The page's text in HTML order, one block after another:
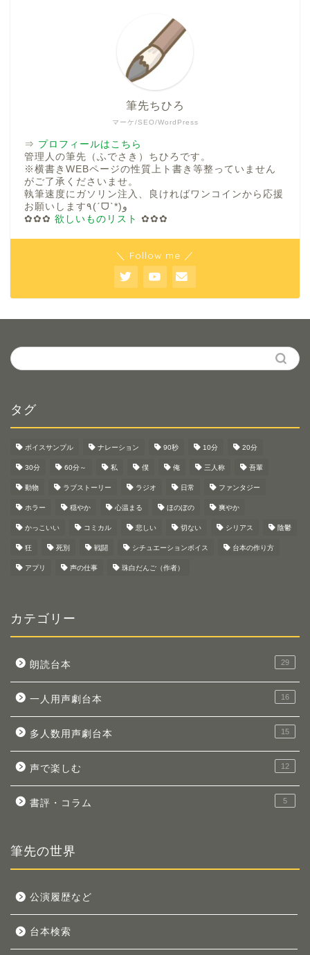
マーケ/SEO/WordPress
筆先ちひろ
⇒ プロフィールはこちら
管理人の筆先（ふでさき）ちひろです。
※横書きWEBページの性質上ト書き等整っていません
がご了承くださいませ。
執筆速度にガソリン注入、良ければワンコインから応援
お願いします٩(ˊᗜˋ*)و
✿✿✿ 欲しいものリスト ✿✿✿
＼ Follow me ／
タグ
ボイスサンプル ナレーション 90秒 10分 20分
30分 60分～ 私 僕 俺 三人称 吾輩
動物 ラブストーリー ラジオ 日常 ファンタジー
ホラー 穏やか 心温まる ほのぼの 爽やか
かっこいい コミカル 悲しい 切ない シリアス 陰鬱
狂 死別 戦闘 シチュエーションボイス 台本の作り方
アプリ 声の仕事 珠白だんご（作者）
カテゴリー
朗読台本 29
一人用声劇台本 16
多人数用声劇台本 15
声で楽しむ 12
書評・コラム 5
筆先の世界
公演履歴など
台本検索